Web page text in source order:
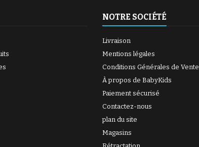
NOTRE SOCIÉTÉ
Livraison
Mentions légales
Conditions Générales de Vente
À propos de BabyKids
Paiement sécurisé
Contactez-nous
plan du site
Magasins